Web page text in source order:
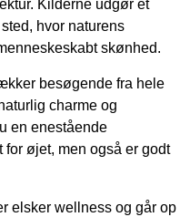
Kilderne udgør et
hvor naturens
skønhed.
besøgende fra hele
charme og
en enestående
øjet, men også er godt
elsker wellness og går op